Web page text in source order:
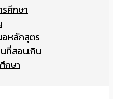
รศึกษา
อหลักสูตร
นที่สอนเกิน
กษา